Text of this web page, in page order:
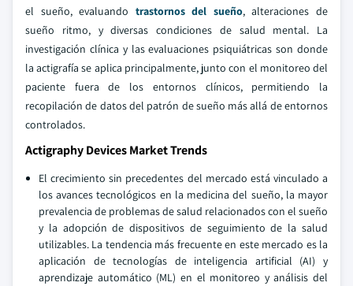
el sueño, evaluando trastornos del sueño, alteraciones de
sueño ritmo, y diversas condiciones de salud mental. La
investigación clínica y las evaluaciones psiquiátricas son donde
la actigrafía se aplica principalmente, junto con el monitoreo del
paciente fuera de los entornos clínicos, permitiendo la
recopilación de datos del patrón de sueño más allá de entornos
controlados.
Actigraphy Devices Market Trends
El crecimiento sin precedentes del mercado está vinculado a
los avances tecnológicos en la medicina del sueño, la mayor
prevalencia de problemas de salud relacionados con el sueño
y la adopción de dispositivos de seguimiento de la salud
utilizables. La tendencia más frecuente en este mercado es la
aplicación de tecnologías de inteligencia artificial (AI) y
aprendizaje automático (ML) en el monitoreo y análisis del